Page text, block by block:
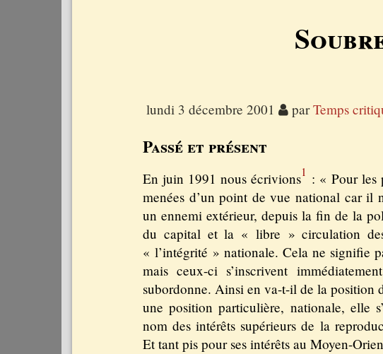
lundi 3 décembre 2001 parTemps
Passé et présent
En juin 1991 nous écrivions1 : « Pour les
menées d’un point de vue national car il
un ennemi extérieur, depuis la fin de la
du capital et la « libre » circulation
« l’intégrité » nationale. Cela ne signifie
mais ceux-ci s’inscrivent
subordonne. Ainsi en va-t-il de la position
une position particulière, nationale, elle
nom des intérêts supérieurs de la
Et tant pis pour ses intérêts au Moyen-